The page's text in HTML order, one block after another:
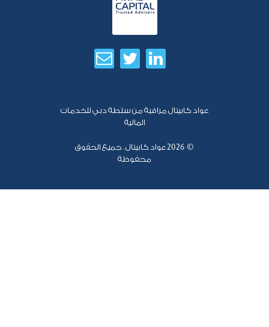
عواد كابيتال مراقبة من سلطة دبي للخدمات
المالية
© 2026
عواد كابيتال. جميع الحقوق
محفوظة